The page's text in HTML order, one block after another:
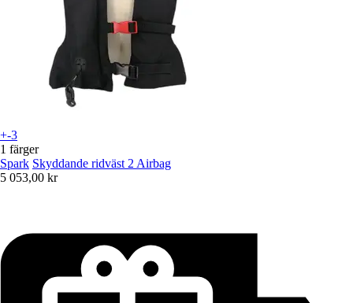
+-3
1 färger
Spark Skyddande ridväst 2 Airbag
5 053,00 kr